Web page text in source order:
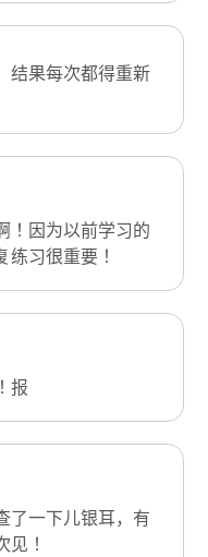
结果每次都得重新
！因为以前学习的
习很重要！
报
了一下儿银耳，有
！